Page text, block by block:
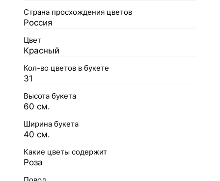
Страна просхождения цветов
Россия
Цвет
Красный
Кол-во цветов в букете
31
Высота букета
60 см.
Ширина букета
40 см.
Какие цветы содержит
Роза